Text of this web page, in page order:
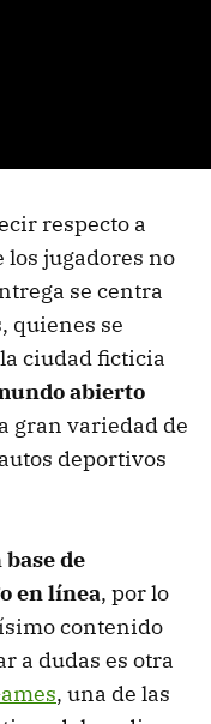
respecto a
los jugadores no
se centra
quienes se
ciudad ficticia
abierto
gran variedad de
deportivos
de
en línea, por lo
contenido
a dudas es otra
, una de las